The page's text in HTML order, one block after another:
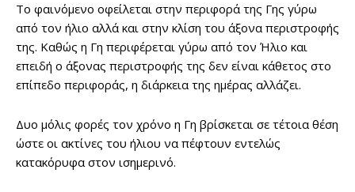
Το φαινόμενο οφείλεται στην περιφορά της Γης γύρω
από τον ήλιο αλλά και στην κλίση του άξονα περιστροφής
της. Καθώς η Γη περιφέρεται γύρω από τον Ήλιο και
επειδή ο άξονας περιστροφής της δεν είναι κάθετος στο
επίπεδο περιφοράς, η διάρκεια της ημέρας αλλάζει.
Δυο μόλις φορές τον χρόνο η Γη βρίσκεται σε τέτοια θέση
ώστε οι ακτίνες του ήλιου να πέφτουν εντελώς
κατακόρυφα στον ισημερινό.